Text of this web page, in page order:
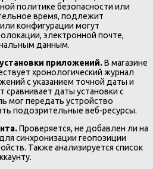
политике безопасности или
время, подлежит
конфигурации могут
электронной почте,
данным.
приложений.В магазине
хронологический журнал
с указанием точной даты и
сравнивает даты установки с
мог передать устройство
подозрительные веб-ресурсы.
Проверяется, не добавлен ли на
синхронизации геопозиции
Также анализируется список